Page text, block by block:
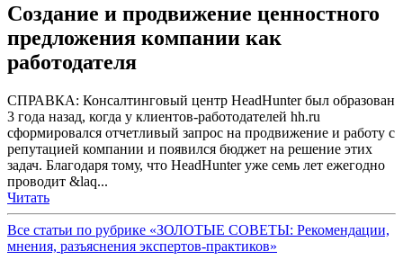
Создание и продвижение ценностного
предложения компании как
работодателя
СПРАВКА: Консалтинговый центр HeadHunter был образован
3 года назад, когда у клиентов-работодателей hh.ru
сформировался отчетливый запрос на продвижение и работу с
репутацией компании и появился бюджет на решение этих
задач. Благодаря тому, что HeadHunter уже семь лет ежегодно
проводит &laq...
Читать
Все статьи по рубрике «ЗОЛОТЫЕ СОВЕТЫ: Рекомендации,
мнения, разъяснения экспертов-практиков»